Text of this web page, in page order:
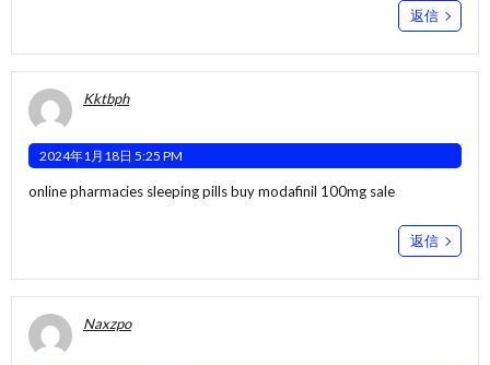
返信
Kktbph
2024年1月18日 5:25 PM
online pharmacies sleeping pillsbuy modafinil 100mg sale
返信
Naxzpo